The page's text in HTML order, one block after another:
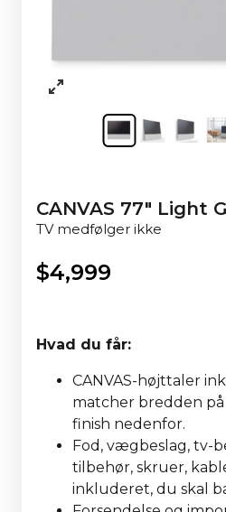
CANVAS 77" Light
TV medfølger ikke
$4,999
Hvad du får:
CANVAS-højttaler
matcher bredden
finish nedenfor.
Fod, vægbeslag, tv-
tilbehør, skruer,
inkluderet, du skal